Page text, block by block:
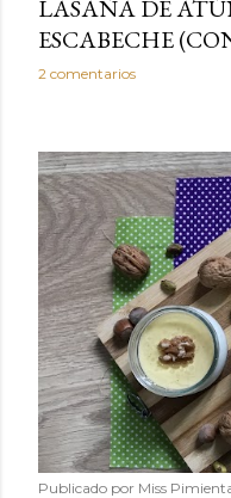
LASAÑA DE
ESCABECHE
2 comentarios
Publicado por Miss